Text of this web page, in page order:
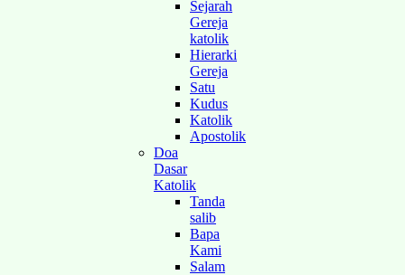
Sejarah
Gereja
katolik
Hierarki
Gereja
Satu
Kudus
Katolik
Apostolik
Doa
Dasar
Katolik
Tanda
salib
Bapa
Kami
Salam